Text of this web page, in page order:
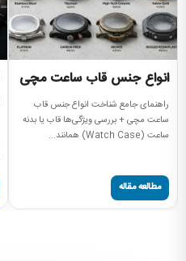
انواع جنس قاب ساعت مچی
راهنمای جامع شناخت انواع جنس قاب
ساعت مچی + بررسی ویژگی‌ها قاب یا بدنه
ساعت (Watch Case) همانند...
مطالعه مقاله